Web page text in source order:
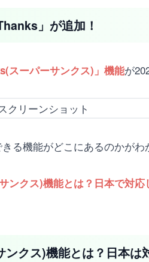
」が追加！
スーパーサンクス)」機能が
る機能がどこにあるのかがわ
クス)機能とは？日本で対
クス)機能とは？日本は